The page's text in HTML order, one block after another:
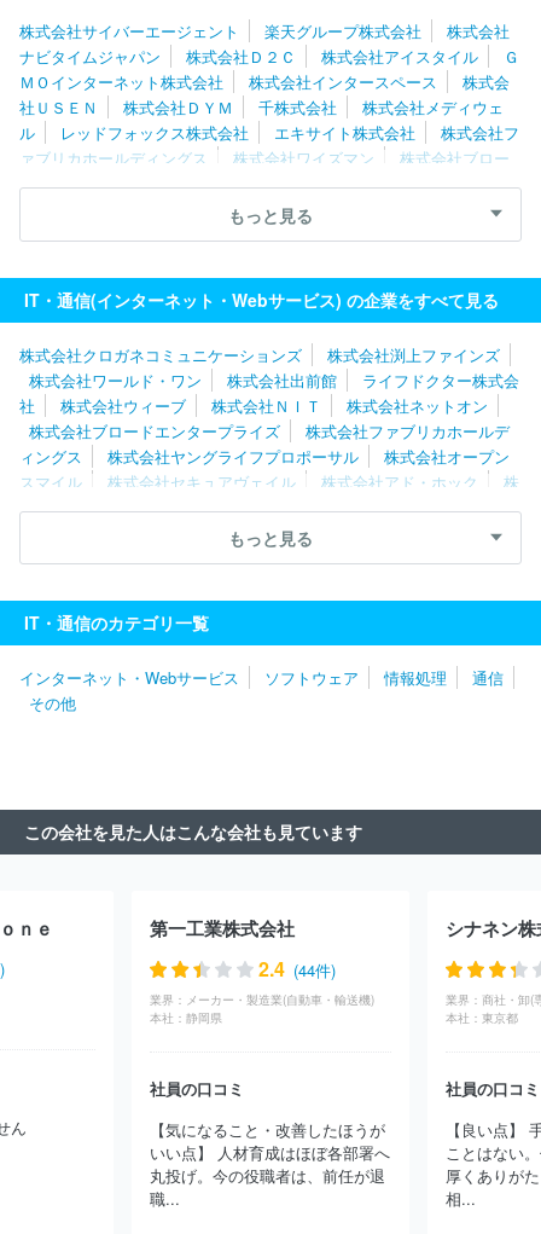
株式会社サイバーエージェント 楽天グループ株式会社
株式会社
ナビタイムジャパン
株式会社Ｄ２Ｃ 株式会社アイスタイル
Ｇ
ＭＯインターネット株式会社
株式会社インタースペース
株式会
社ＵＳＥＮ
株式会社ＤＹＭ 千株式会社
株式会社メディウェ
ル
レッドフォックス株式会社 エキサイト株式会社
株式会社フ
ァブリカホールディングス
株式会社ワイズマン
株式会社ブロー
ドエンタープライズ
グレイステクノロジー株式会社
株式会社バ
ＧＭＯメディア株式会社
株式会
社セレス
Ｉｎａｇｏｒａ株式会社
ＧＲＡＳグループ株式会社
株式会社朝
日ネット
ジャパンメディアシステム株式会社
株式会社エアネッ
もっと見る
IT・通信(インターネット・Webサービス) の企業をすべて見る
株式会社クロガネコミュニケーションズ
株式会社渕上ファインズ
株式会社ワールド・ワン
株式会社出前館
ライフドクター株式会
社
株式会社ウィーブ 株式会社ＮＩＴ
株式会社ネットオン
株式会社ブロードエンタープライズ
株式会社ファブリカホールデ
ィングス
株式会社ヤングライフプロポーサル
株式会社オープン
スマイル
株式会社セキュアヴェイル 株式会社アド・ホック
株
式会社ＨＡＲＰ
株式会社ワイズマン 株式会社メディウェル
株
株式会社ポッケ 株式会社Ｓｐｅｅｅ
Ｕｎｉ
ｐｏｓ株式会社
ＧＭＯ ＴＥＣＨ株式会社
株式会社アイシーズ
株式会社ＭＩＸ
Ｉ
ＬＩＮＥヤフー株式会社
株式会社チェンジホールディングス
アマゾンジャパン株式会社
エキサイト株式会社
社ＡＤＤＩＸ
３Ｈメディソリューション株式会社
株式会社アイ
スタイル
株式会社サイバーエージェント 株式会社コロプラ
式会社クラウドポイント
株式会社フルスピード
株式会社Ｄ２Ｃ
会社ディー・エル・イー
株式会社営放プロデュース
株式会社エ
ジャパンメディアシステム株式会社
ＧＭＯインターネ
株式会社ソリトンシステムズ
楽天グループ株式会社
グレイステ
株式会社ボルテージ
ＫＩＳドット
イクラウドホールディングス株式会社
株式会社ビザスク
株式会
有限会社ウニコ 株式会社ＨＵＧＥ
Ｉｎａｇｏｒａ
アド・セイル株式会社 ロジザード株式会社
ｐｅｐｅ
もっと見る
IT・通信のカテゴリ一覧
インターネット・Webサービス ソフトウェア 情報処理
通信
その他
この会社を見た人はこんな会社も見ています
ｎｅ
ん
第一工業株式会社
2.4 (44件)
業界： メーカー・製造業(自動車・輸送機)
本社： 静岡県
社員の口コミ
【気になること・改善したほうが
いい点】 人材育成はほぼ各部署へ
丸投げ。今の役職者は、前任が退
職...
シナネン
業界： 商社・卸(
本社： 東京都
社員の口コミ
【良い点】
ことはない
厚くありが
相...